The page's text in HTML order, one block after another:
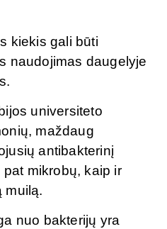
kiekis gali būti
naudojimas daugelyje
universiteto
maždaug
antibakterinį
mikrobų, kaip ir
muilą.
nuo bakterijų yra